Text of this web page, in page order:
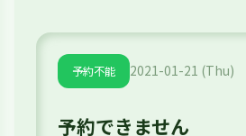
予約不能 2021-01-21 (Thu)
予約できません